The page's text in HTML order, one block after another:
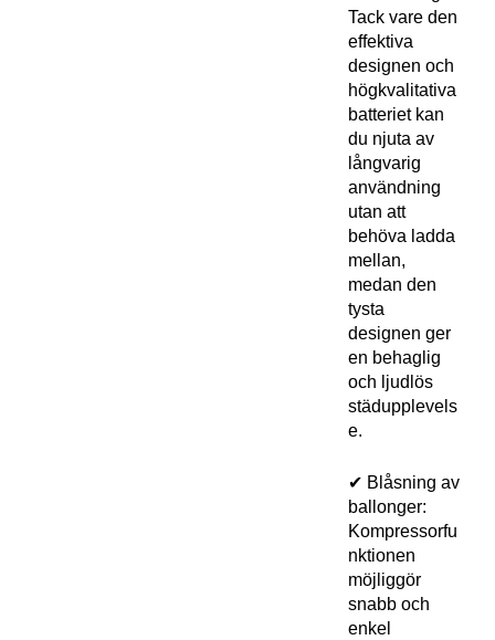
Tack vare den
effektiva
designen och
högkvalitativa
batteriet kan
du njuta av
långvarig
användning
utan att
behöva ladda
mellan,
medan den
tysta
designen ger
en behaglig
och ljudlös
städupplevels
e.
✔ Blåsning av
ballonger:
Kompressorfu
nktionen
möjliggör
snabb och
enkel